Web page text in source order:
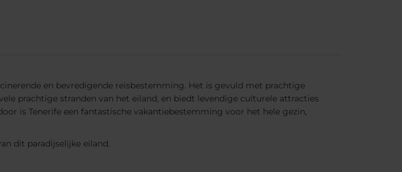
en bevredigende reisbestemming. Het is gevuld met prachtige
prachtige stranden van het eiland, en biedt levendige culturele attracties
is Tenerife een fantastische vakantiebestemming voor het hele gezin,
dit paradijselijke eiland.